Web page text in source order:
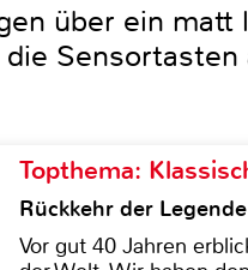
über ein matt
Topthema:
Rückkehr der Legende
Vor gut 40 Jahren